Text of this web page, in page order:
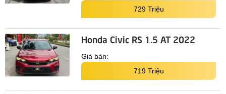
729 Triệu
Honda Civic RS 1.5 AT 2022
Giá bán:
719 Triệu